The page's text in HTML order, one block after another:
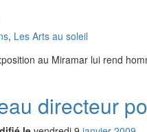
, Les Arts au soleil
au Miramar lui rend
directeur